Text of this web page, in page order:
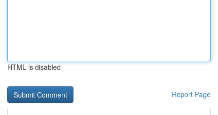
HTML is disabled
Report Page